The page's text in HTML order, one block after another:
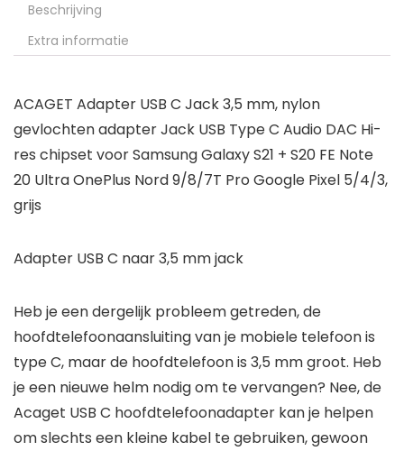
Beschrijving
Extra informatie
ACAGET Adapter USB C Jack 3,5 mm, nylon
gevlochten adapter Jack USB Type C Audio DAC Hi-
res chipset voor Samsung Galaxy S21 + S20 FE Note
20 Ultra OnePlus Nord 9/8/7T Pro Google Pixel 5/4/3,
grijs
Adapter USB C naar 3,5 mm jack
Heb je een dergelijk probleem getreden, de
hoofdtelefoonaansluiting van je mobiele telefoon is
type C, maar de hoofdtelefoon is 3,5 mm groot. Heb
je een nieuwe helm nodig om te vervangen? Nee, de
Acaget USB C hoofdtelefoonadapter kan je helpen
om slechts een kleine kabel te gebruiken, gewoon